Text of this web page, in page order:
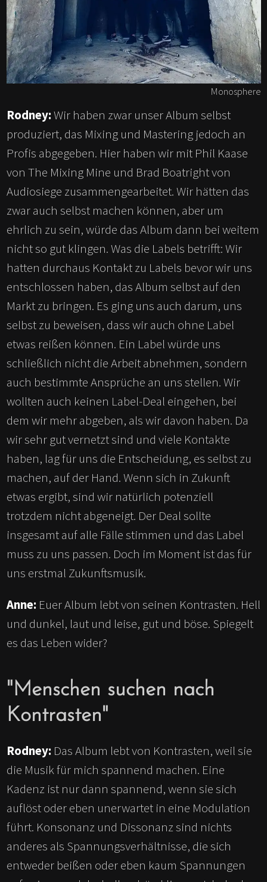
Monosphere
Rodney:Wir haben zwar unser Album selbst
produziert, das Mixing und Mastering jedoch an
Profis abgegeben. Hier haben wir mit Phil Kaase
von The Mixing Mine und Brad Boatright von
Audiosiege zusammengearbeitet. Wir hätten das
zwar auch selbst machen können, aber um
ehrlich zu sein, würde das Album dann bei weitem
nicht so gut klingen. Was die Labels betrifft: Wir
hatten durchaus Kontakt zu Labels bevor wir uns
entschlossen haben, das Album selbst auf den
Markt zu bringen. Es ging uns auch darum, uns
selbst zu beweisen, dass wir auch ohne Label
etwas reißen können. Ein Label würde uns
schließlich nicht die Arbeit abnehmen, sondern
auch bestimmte Ansprüche an uns stellen. Wir
wollten auch keinen Label-Deal eingehen, bei
dem wir mehr abgeben, als wir davon haben. Da
wir sehr gut vernetzt sind und viele Kontakte
haben, lag für uns die Entscheidung, es selbst zu
machen, auf der Hand. Wenn sich in Zukunft
etwas ergibt, sind wir natürlich potenziell
trotzdem nicht abgeneigt. Der Deal sollte
insgesamt auf alle Fälle stimmen und das Label
muss zu uns passen. Doch im Moment ist das für
uns erstmal Zukunftsmusik.
Anne: Euer Album lebt von seinen Kontrasten. Hell
und dunkel, laut und leise, gut und böse. Spiegelt
es das Leben wider?
"Menschen suchen nach
Kontrasten"
Rodney: Das Album lebt von Kontrasten, weil sie
die Musik für mich spannend machen. Eine
Kadenz ist nur dann spannend, wenn sie sich
auflöst oder eben unerwartet in eine Modulation
führt. Konsonanz und Dissonanz sind nichts
anderes als Spannungsverhältnisse, die sich
entweder beißen oder eben kaum Spannungen